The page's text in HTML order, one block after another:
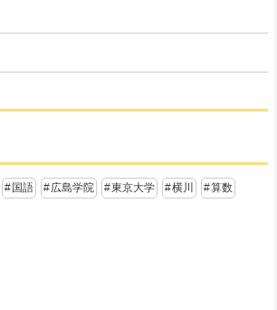
国語 広島学院 東京大学 横川 算数